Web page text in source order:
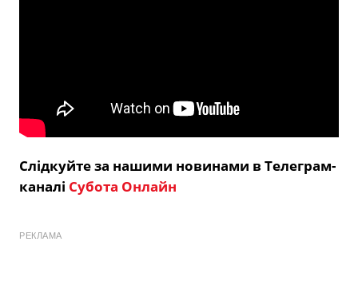
Слідкуйте за нашими новинами в Телеграм-
каналі Субота Онлайн
РЕКЛАМА